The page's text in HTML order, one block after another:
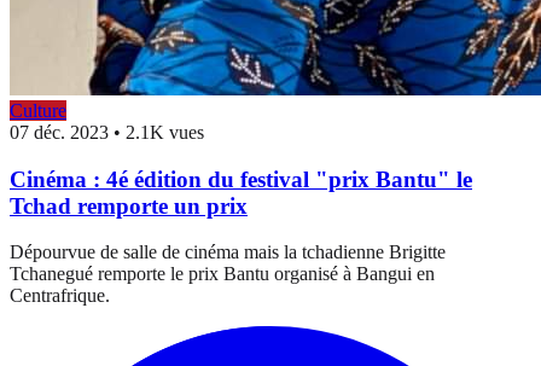
Culture
07 déc. 2023 • 2.1K vues
Cinéma : 4é édition du festival "prix Bantu" le
Tchad remporte un prix
Dépourvue de salle de cinéma mais la tchadienne Brigitte
Tchanegué remporte le prix Bantu organisé à Bangui en
Centrafrique.